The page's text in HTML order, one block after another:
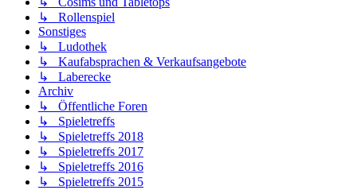
↳ Rollenspiel
Sonstiges
↳ Ludothek
↳ Kaufabsprachen & Verkaufsangebote
↳ Laberecke
Archiv
↳ Öffentliche Foren
↳ Spieletreffs
↳ Spieletreffs 2018
↳ Spieletreffs 2017
↳ Spieletreffs 2016
↳ Spieletreffs 2015